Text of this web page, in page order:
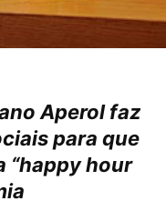
Aperol faz
para que
“happy hour